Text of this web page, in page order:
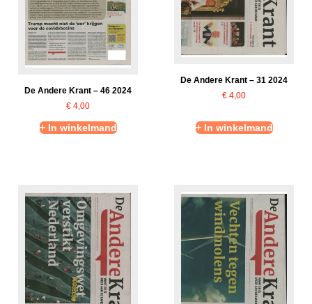
De Andere Krant – 46 2024
€ 4,00
+ In winkelmand
De Andere Krant – 31 2024
€ 4,00
+ In winkelmand